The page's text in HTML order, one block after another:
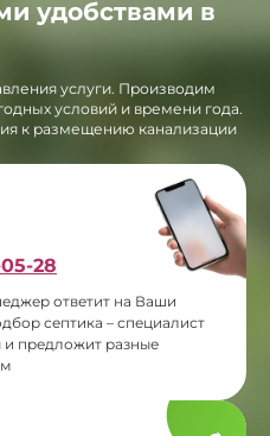
удобствами в
услуги. Производим
условий и времени года.
к размещению канализации
28
ответит на Ваши
септика – специалист
и предложит разные